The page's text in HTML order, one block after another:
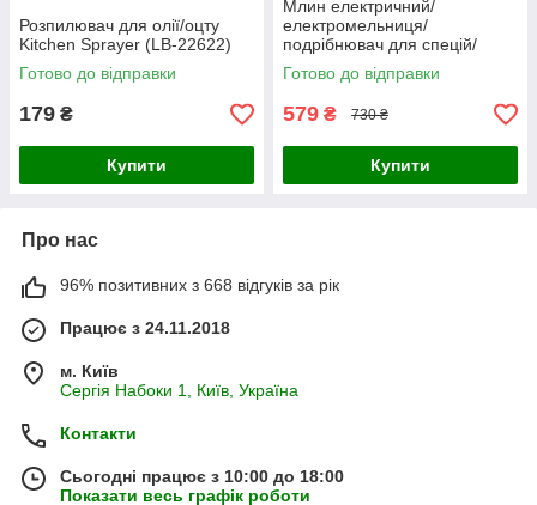
Розпилювач для олії/оцту
Kitchen Sprayer (LB-22622)
Готово до відправки
179 ₴
Купити
Млин електричний/
електромельниця/
подрібнювач для спецій/
перцю/солі KLT KYMQ-4
чорний (LB-103038)
Готово до відправки
579 ₴ 730 ₴
Купити
Про нас
96% позитивних з 668 відгуків за рік
Працює з 24.11.2018
м. Київ
Сергія Набоки 1, Київ, Україна
Контакти
Сьогодні працює з 10:00 до 18:00
Показати весь графік роботи